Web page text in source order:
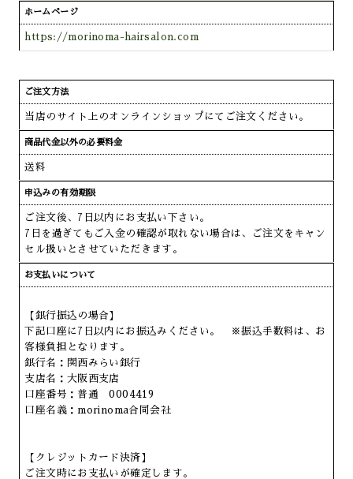
ホームページ
https://morinoma-hairsalon.com
ご注文方法
当店のサイト上のオンラインショップにてご注文ください。
商品代金以外の必要料金
送料
申込みの有効期限
ご注文後、7日以内にお支払い下さい。
7日を過ぎてもご入金の確認が取れない場合は、ご注文をキャン
セル扱いとさせていただきます。
お支払いについて
【銀行振込の場合】
下記口座に7日以内にお振込みください。 ※振込手数料は、お
客様負担となります。
銀行名：関西みらい銀行
支店名：大阪西支店
口座番号：普通 0004419
口座名義：morinoma合同会社
【クレジットカード決済】
ご注文時にお支払いが確定します。